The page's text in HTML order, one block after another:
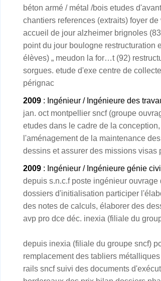
béton armé / métal /bois etudes
chantiers references (extraits) foyer
accueil de jour alzheimer brignoles
point du jour boulogne restructuration
élèves) „ meudon la for…t (92)
sorgues. etude d'exe centre de
pérignac
2009 : Ingénieur / Ingénieure des
jan. oct montpellier sncf (groupe
etudes dans le cadre de la
l'aménagement de la maintenance
dessins et assurer des missions visas
2009 : Ingénieur / Ingénieure génie
depuis s.n.c.f poste ingénieur
dossiers d'initialisation participer
des notes de calculs, élaborer des
avp pro dce déc. inexia (filiale du
depuis inexia (filiale du groupe sncf)
remplacement des tabliers
rails sncf suivi des documents